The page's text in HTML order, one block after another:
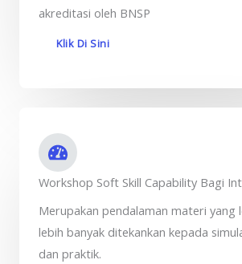
akreditasi oleh BNSP
Klik Di Sini
Workshop Soft Skill Capability Bagi
Merupakan pendalaman materi yang
lebih banyak ditekankan kepada
dan praktik.